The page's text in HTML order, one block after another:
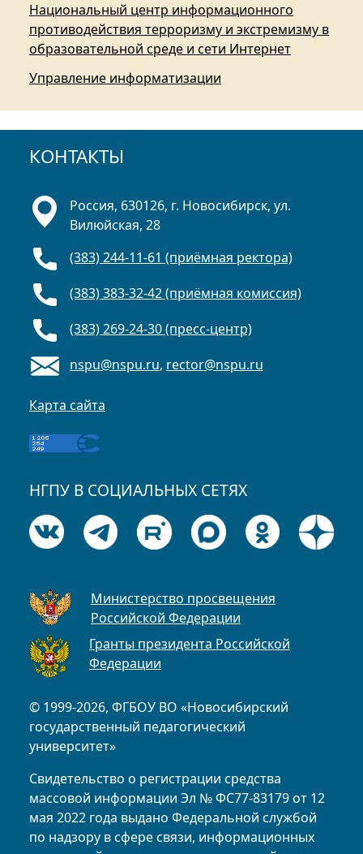
Национальный центр информационного
противодействия терроризму и экстремизму в
образовательной среде и сети Интернет
Управление информатизации
КОНТАКТЫ
© 1999-2026, ФГБОУ ВО «Новосибирский
государственный педагогический
университет»
Свидетельство о регистрации средства
массовой информации Эл № ФС77-83179 от 12
мая 2022 года выдано Федеральной службой
по надзору в сфере связи, информационных
Россия, 630126, г. Новосибирск, ул.
Вилюйская, 28
(383) 244-11-61 (приёмная ректора)
(383) 383-32-42 (приёмная комиссия)
(383) 269-24-30 (пресс-центр)
nspu@nspu.ru, rector@nspu.ru
Карта сайта
НГПУ В СОЦИАЛЬНЫХ СЕТЯХ
Министерство просвещения
Российской Федерации
Гранты президента Российской
Федерации